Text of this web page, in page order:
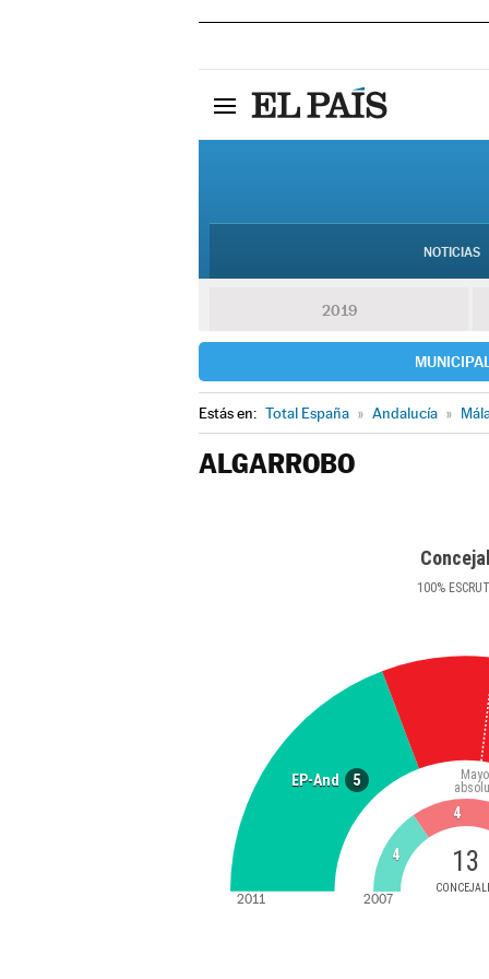
NOTICIAS
2019
Estás en: Total España » Andalucía »
ALGARROBO
100%
EP-And 5
13
4
4
2011 2007